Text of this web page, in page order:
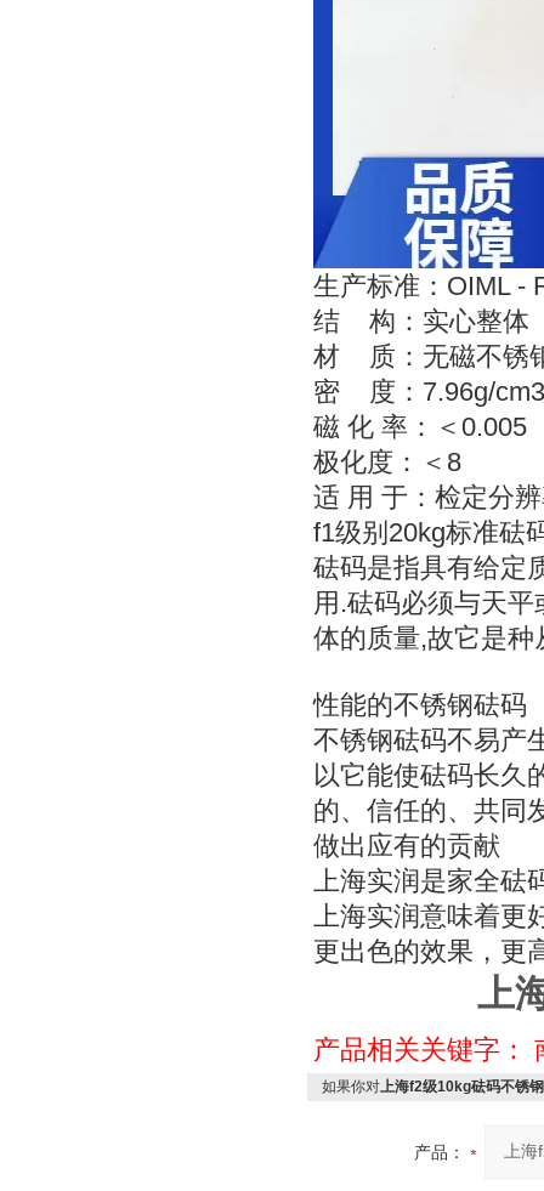
生产标准： OIML -
结
构：实心整体
材
质：无磁不锈
密
度： 7.96g/cm3
磁 化 率：＜ 0.005
极化度：＜ 8
适 用 于：检定分
f1级别 20kg标准砝
砝码是指具有给定
用 .砝码必须与天平
体的质量,故它是种
性能的不锈钢砝码
不锈钢砝码不易产
以它能使砝码长久
的、信任的、共同
做出应有的贡献
上海实润是家全砝
上海实润意味着更
更出色的效果，更
上
产品相关关键字：
如果你对上海f2级10kg砝码不锈
产品：